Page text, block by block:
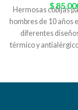
$
Hermosas cobijas
hombres de 10 años
diferentes
térmico y
colores